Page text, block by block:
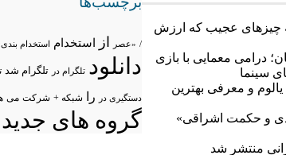
چیزهای عجیب که ارزش
درامی معمایی با بازی
سینما
و معرفی بهترین
و حکمت اشراقی»
منتشر شد
/ «عصر از استخدام استخدام بندی:
دانلود تلگرام در تلگرام شد
دستگیری در را شبکه + شرکت می
گروه های جدید